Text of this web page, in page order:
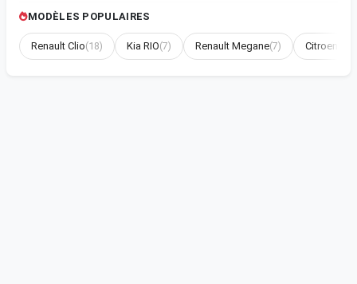
MODÈLES POPULAIRES
Renault Clio(18) Kia RIO(7) Renault Megane(7) Citroen